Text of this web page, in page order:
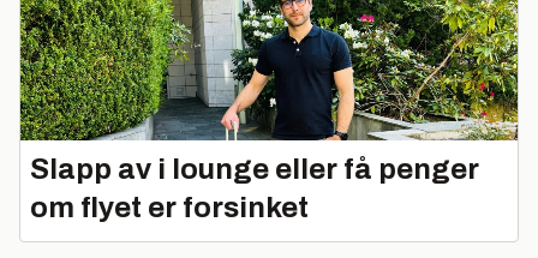
Slapp av i lounge eller få penger
om flyet er forsinket